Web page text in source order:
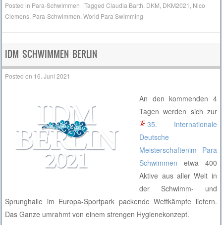
Posted in Para-Schwimmen |TaggedClaudia Barth DKM DKM2021 Nico
Clemens Para-Schwimmen ,World Para Swimming
IDM SCHWIMMEN BERLIN
Posted on 16. Juni 2021
An den kommenden 4
Tagen werden sich zur
35. Internationale
Deutsche
Meisterschaftenim Para
Schwimmen etwa 400
Aktive aus aller Welt in
der Schwimm- und
Sprunghalle im Europa-Sportpark packende Wettkämpfe liefern.
Das Ganze umrahmt von einem strengen Hygienekonzept.